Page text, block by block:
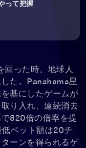
って把握
回った時、地球人
た。Panahama星
基にしたゲームが
り入れ、連続消去
820倍の倍率を提
ベット額は20チ
ーンを得られるゲ